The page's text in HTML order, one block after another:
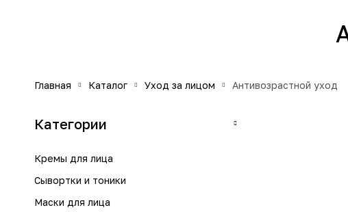
главная каталог уход за лицом антивозрастной уход
Категории
Кремы для лица
Сывортки и тоники
Маски для лица